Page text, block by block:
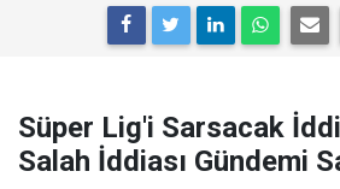
Süper Lig'i Sarsacak
Salah İddiası Gündemi